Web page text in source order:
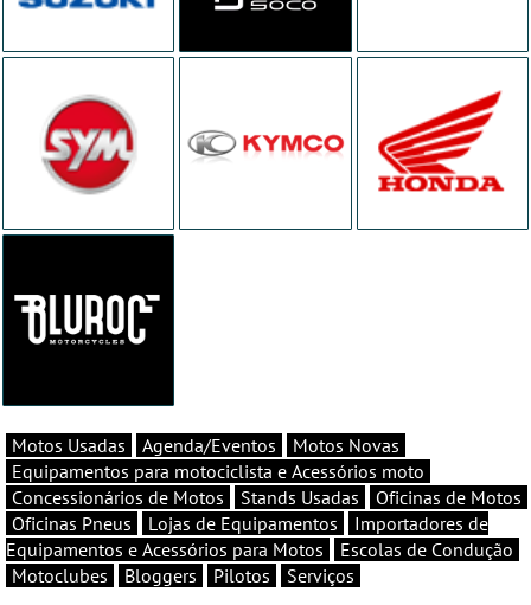
Motos Usadas Agenda/Eventos
Motos Novas
Equipamentos para motociclista e Acessórios moto
Concessionários de Motos
Stands Usadas
Oficinas de Motos
Oficinas Pneus
Lojas de Equipamentos
Importadores de
Equipamentos e Acessórios para Motos
Escolas de Condução
Motoclubes
Bloggers Pilotos Serviços